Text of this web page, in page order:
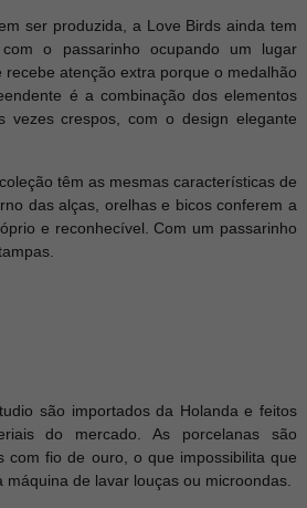
ser produzida, a Love Birds ainda tem
o passarinho ocupando um lugar
recebe atenção extra porque o medalhão
é a combinação dos elementos
vezes crespos, com o design elegante
têm as mesmas características de
das alças, orelhas e bicos conferem a
e reconhecível. Com um passarinho
são importados da Holanda e feitos
do mercado. As porcelanas são
com fio de ouro, o que impossibilita que
de lavar louças ou microondas.